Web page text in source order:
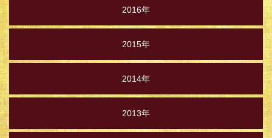
2016年
2015年
2014年
2013年